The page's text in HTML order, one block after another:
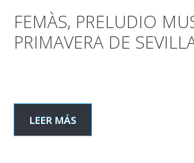
FEMÀS, PRELUDIO
PRIMAVERA DE
LEER MÁS